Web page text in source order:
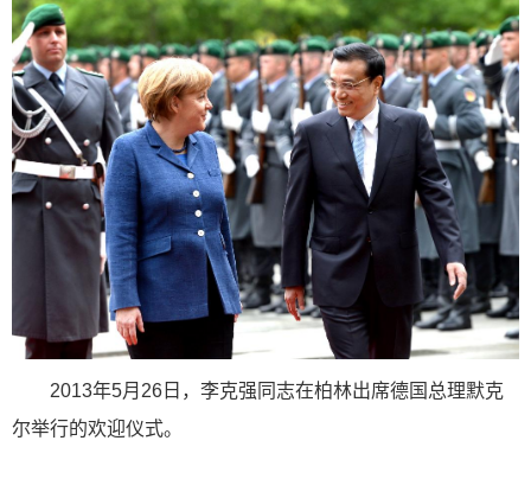
2013年5月26日，李克强同志在柏林出席德国总理默克
尔举行的欢迎仪式。